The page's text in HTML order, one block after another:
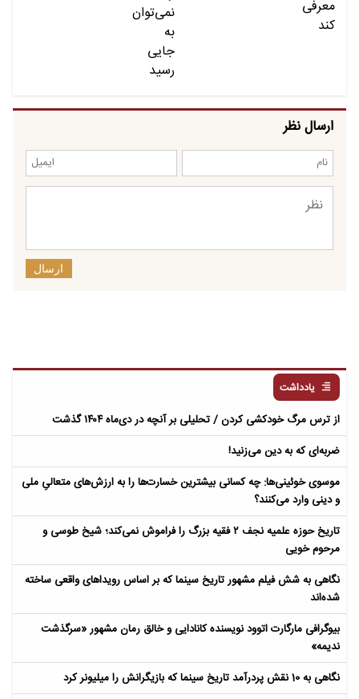
ارسال نظر
ارسال
یادداشت
از ترس مرگ خودکشی کردن / تحلیلی بر آنچه در دی‌ماه ۱۴۰۴ گذشت
ضربه‌ای که به دین می‌زنید!
موسوی خوئینی‌ها: چه کسانی بیشترین خسارت‌ها را به ارزش‌های متعالیِ ملی
و دینی وارد می‌کنند؟
تاریخ حوزه علمیه نجف ۲ فقیه بزرگ را فراموش نمی‌کند؛ شیخ طوسی و
مرحوم خویی
نگاهی به شش فیلم مشهور تاریخ سینما که بر اساس رویداهای واقعی ساخته
شده‌اند
بیوگرافی مارگارت اتوود نویسنده کانادایی و خالق رمان مشهور «سرگذشت
ندیمه»
نگاهی به 10 نقش پردرآمد تاریخ سینما که بازیگرانش را میلیونر کرد